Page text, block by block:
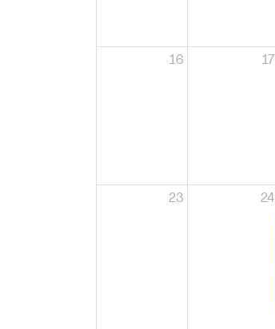
16 17
23 24